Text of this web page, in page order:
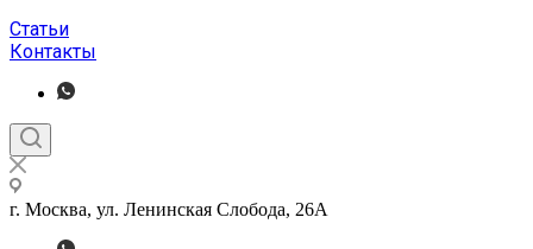
Статьи
Контакты
г. Москва, ул. Ленинская Слобода, 26А